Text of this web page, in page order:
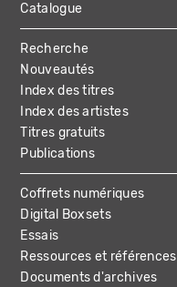
MAIN
NAVIGATION
Catalogue
Recherche
Nouveautés
Index des titres
Index des artistes
Titres gratuits
Publications
Coffrets numériques
Digital Boxsets
Essais
Ressources et références
Documents d'archives